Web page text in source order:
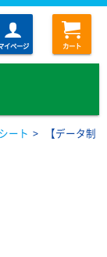
イページ カート
ート >
【データ制